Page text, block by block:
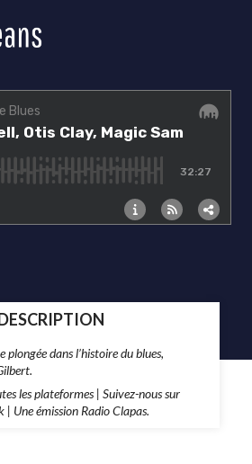
plongée dans l’histoire du blues,
les plateformes | Suivez-nous sur
Une émission Radio Clapas.